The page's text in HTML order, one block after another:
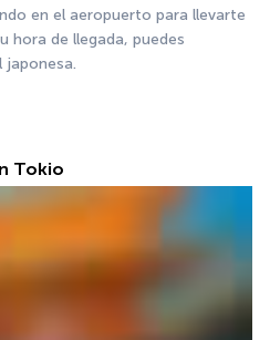
en el aeropuerto para llevarte
hora de llegada, puedes
japonesa.
Tokio